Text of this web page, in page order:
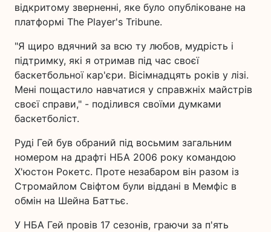
відкритому зверненні, яке було опубліковане на
платформі The Player's Tribune.
"Я щиро вдячний за всю ту любов, мудрість і
підтримку, які я отримав під час своєї
баскетбольної кар'єри. Вісімнадцять років у лізі.
Мені пощастило навчатися у справжніх майстрів
своєї справи," - поділився своїми думками
баскетболіст.
Руді Гей був обраний під восьмим загальним
номером на драфті НБА 2006 року командою
Х'юстон Рокетс. Проте незабаром він разом із
Стромайлом Свіфтом були віддані в Мемфіс в
обмін на Шейна Баттьє.
У НБА Гей провів 17 сезонів, граючи за п'ять